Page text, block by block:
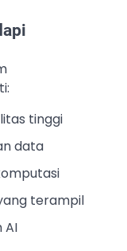
tinggi
data
terampil
AI